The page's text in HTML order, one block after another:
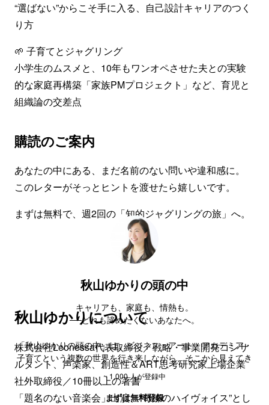
“選ばない”からこそ手に入る、自己設計キャリアのつく
り方
🌱 子育てとジャグリング
小学生のムスメと、10年もワンオペさせた夫との実験
的な家庭再構築「家族PMプロジェクト」など、育児と
組織論の交差点
購読のご案内
あなたの中にある、まだ名前のない問いや違和感に。
このレターがそっとヒントを渡せたら嬉しいです。
まずは無料で、週2回の「知的ジャグリングの旅」へ。
登録する
秋山ゆかりについて
株式会社Leonessa代表取締役／戦略・事業開発コンサ
ルタント、声楽家、創造性＆ART思考研究家上場企業
社外取締役／10冊以上の著書
「題名のない音楽会」出演、“奇跡のハイヴォイス”とし
秋山ゆかりの頭の中
キャリアも、家庭も、情熱も。
──どれも諦めたくないあなたへ。
「秋山ゆかりの頭の中」は、ビジネス・アート・アカデミア・
子育てという複数の世界を行き来しながら、そこから見えてき
た「知のかけ合わせ」を言葉にしてお届けするニュースレター
です。
~ 1,000 人が登録中
まずは無料登録